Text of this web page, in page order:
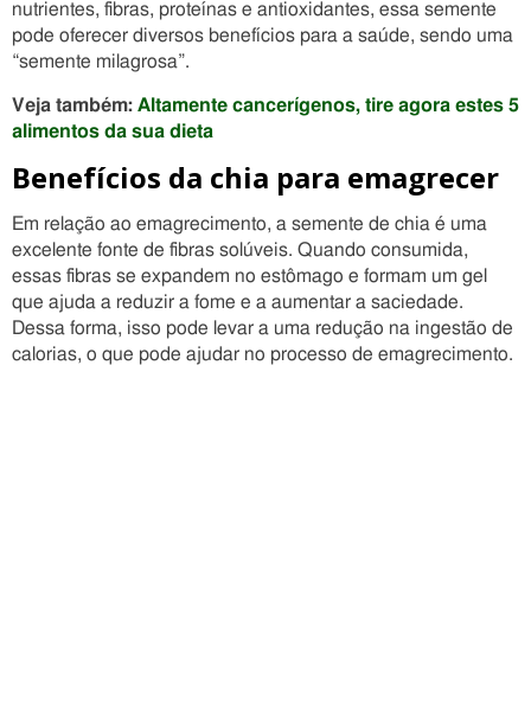
nutrientes, fibras, proteínas e antioxidantes, essa semente
pode oferecer diversos benefícios para a saúde, sendo uma
“semente milagrosa”.
Veja também: Altamente cancerígenos, tire agora estes 5
alimentos da sua dieta
Benefícios da chia para emagrecer
Em relação ao emagrecimento, a semente de chia é uma
excelente fonte de fibras solúveis. Quando consumida,
essas fibras se expandem no estômago e formam um gel
que ajuda a reduzir a fome e a aumentar a saciedade.
Dessa forma, isso pode levar a uma redução na ingestão de
calorias, o que pode ajudar no processo de emagrecimento.